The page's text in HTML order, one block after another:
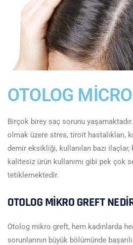
OTOLOG
Birçok birey saç sorunu
olmak üzere stres, tiroit hastalıkları,
demir eksikliği, kullanılan bazı
kalitesiz ürün kullanımı gibi pek çok
tetiklemektedir.
OTOLOG MİKRO GREFT
Otolog mikro greft, hem kadınlarda
sorunlarının büyük bölümünde